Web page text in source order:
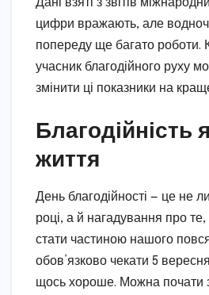
цифри вражають, але
попереду ще багато роботи.
учасник благодійного руху
змінити ці показники на
Благодійність
життя
День благодійності — це не
році, а й нагадування про
стати частиною нашого
обов’язково чекати 5
щось хороше. Можна почати